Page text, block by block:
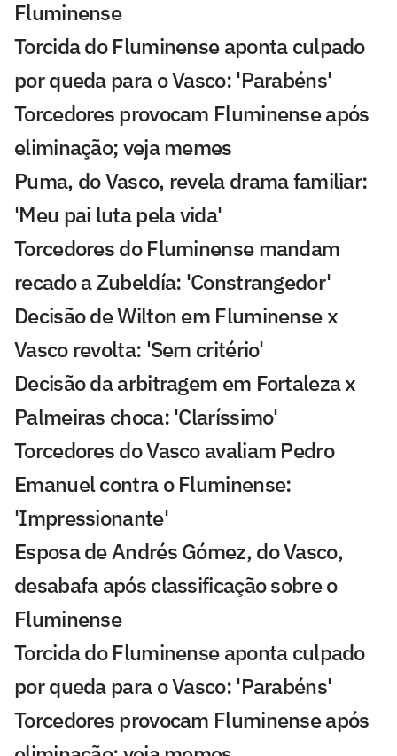
Fluminense
Torcida do Fluminense aponta culpado
por queda para o Vasco: 'Parabéns'
Torcedores provocam Fluminense após
eliminação; veja memes
Puma, do Vasco, revela drama familiar:
'Meu pai luta pela vida'
Torcedores do Fluminense mandam
recado a Zubeldía: 'Constrangedor'
Decisão de Wilton em Fluminense x
Vasco revolta: 'Sem critério'
Decisão da arbitragem em Fortaleza x
Palmeiras choca: 'Claríssimo'
Torcedores do Vasco avaliam Pedro
Emanuel contra o Fluminense:
'Impressionante'
Esposa de Andrés Gómez, do Vasco,
desabafa após classificação sobre o
Fluminense
Torcida do Fluminense aponta culpado
por queda para o Vasco: 'Parabéns'
Torcedores provocam Fluminense após